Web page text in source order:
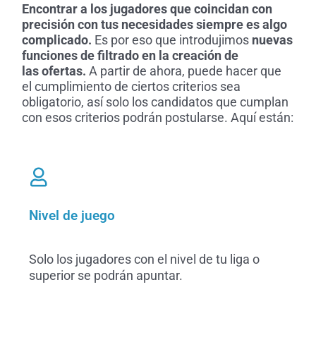
Encontrar a los jugadores que coincidan con
precisión con tus necesidades siempre es algo
complicado. Es por eso que introdujimos nuevas
funciones de filtrado en la creación de
lasofertas. A partir de ahora, puede hacer que
el cumplimiento de ciertos criterios sea
obligatorio, así solo los candidatos que cumplan
con esos criterios podrán postularse. Aquí están:
Nivel de juego
Solo los jugadores con el nivel de tu liga o
superior se podrán apuntar.